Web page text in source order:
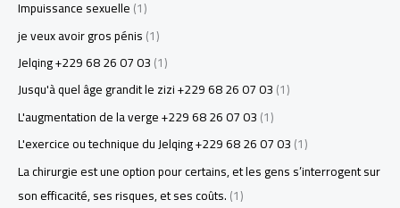
Impuissance sexuelle(1)
je veux avoir gros pénis(1)
Jelqing +229 68 26 07 03(1)
Jusqu'à quel âge grandit le zizi +229 68 26 07 03(1)
L'augmentation de la verge +229 68 26 07 03(1)
L'exercice ou technique du Jelqing +229 68 26 07 03(1)
La chirurgie est une option pour certains, et les gens s’interrogent sur
son efficacité, ses risques, et ses coûts.(1)